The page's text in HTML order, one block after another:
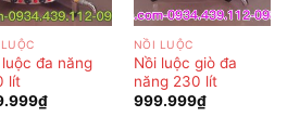
luộc đa năng
lít
₫
NỒI LUỘC
Nồi luộc giò đa
năng 230 lít
999.999₫